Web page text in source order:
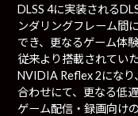
DLSS 4に実装される
ンダリングフレーム間
でき、更なるゲーム体
従来より搭載されてい
NVIDIA Reflex 2になり
合わせにて、更なる低
ゲーム配信・録画向け